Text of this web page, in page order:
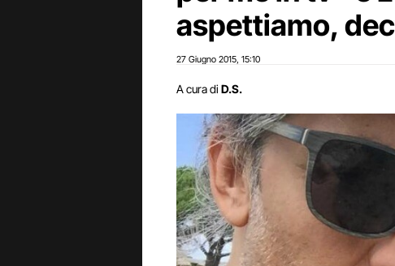
aspettiamo,
27 Giugno 2015 15:10
A cura di D.S.